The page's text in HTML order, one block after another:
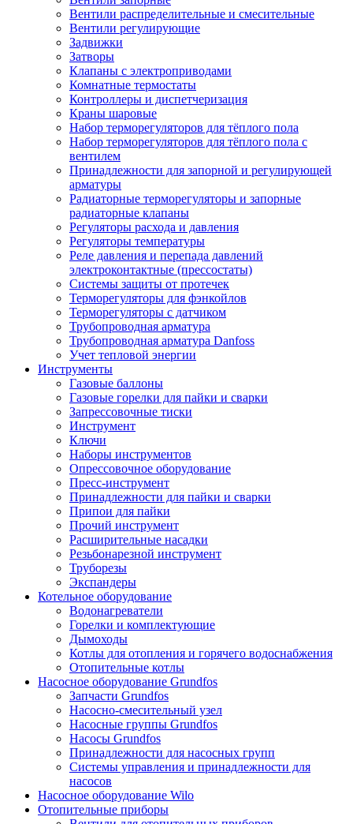
Вентили распределительные и смесительные
Вентили регулирующие
Задвижки
Затворы
Клапаны с электроприводами
Комнатные термостаты
Контроллеры и диспетчеризация
Краны шаровые
Набор терморегуляторов для тёплого пола
Набор терморегуляторов для тёплого пола с
вентилем
Принадлежности для запорной и регулирующей
арматуры
Радиаторные терморегуляторы и запорные
радиаторные клапаны
Регуляторы расхода и давления
Регуляторы температуры
Реле давления и перепада давлений
электроконтактные (прессостаты)
Системы защиты от протечек
Терморегуляторы для фэнкойлов
Терморегуляторы с датчиком
Трубопроводная арматура
Трубопроводная арматура Danfoss
Учет тепловой энергии
Инструменты
Газовые баллоны
Газовые горелки для пайки и сварки
Запрессовочные тиски
Инструмент
Ключи
Наборы инструментов
Опрессовочное оборудование
Пресс-инструмент
Принадлежности для пайки и сварки
Припои для пайки
Прочий инструмент
Расширительные насадки
Резьбонарезной инструмент
Труборезы
Экспандеры
Котельное оборудование
Водонагреватели
Горелки и комплектующие
Дымоходы
Котлы для отопления и горячего водоснабжения
Отопительные котлы
Насосное оборудование Grundfos
Запчасти Grundfos
Насосно-смесительный узел
Насосные группы Grundfos
Насосы Grundfos
Принадлежности для насосных групп
Системы управления и принадлежности для
насосов
Насосное оборудование Wilo
Отопительные приборы